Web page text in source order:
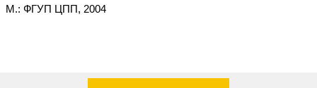
М.: ФГУП ЦПП, 2004